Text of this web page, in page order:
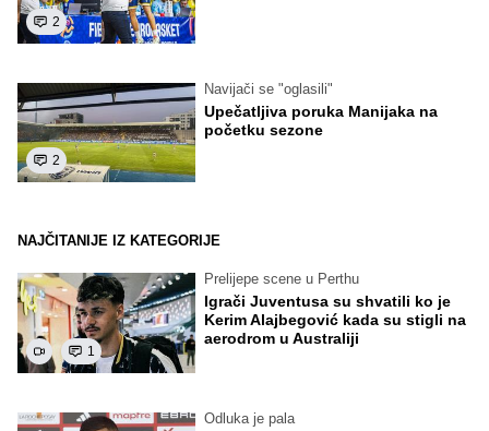
2
2
Navijači se "oglasili"
Upečatljiva poruka Manijaka na
početku sezone
NAJČITANIJE IZ KATEGORIJE
1
Prelijepe scene u Perthu
Igrači Juventusa su shvatili ko je
Kerim Alajbegović kada su stigli na
aerodrom u Australiji
Odluka je pala